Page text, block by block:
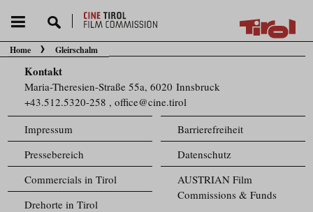
Sie befinden sich hier:
Home Gleirschalm
Kontakt
Maria-Theresien-Straße 55a, 6020 Innsbruck
+43.512.5320-258 ,office@cine.tirol
Impressum
Barrierefreiheit
Pressebereich
Datenschutz
Commercials in Tirol
AUSTRIAN Film
Commissions & Funds
Drehorte in Tirol